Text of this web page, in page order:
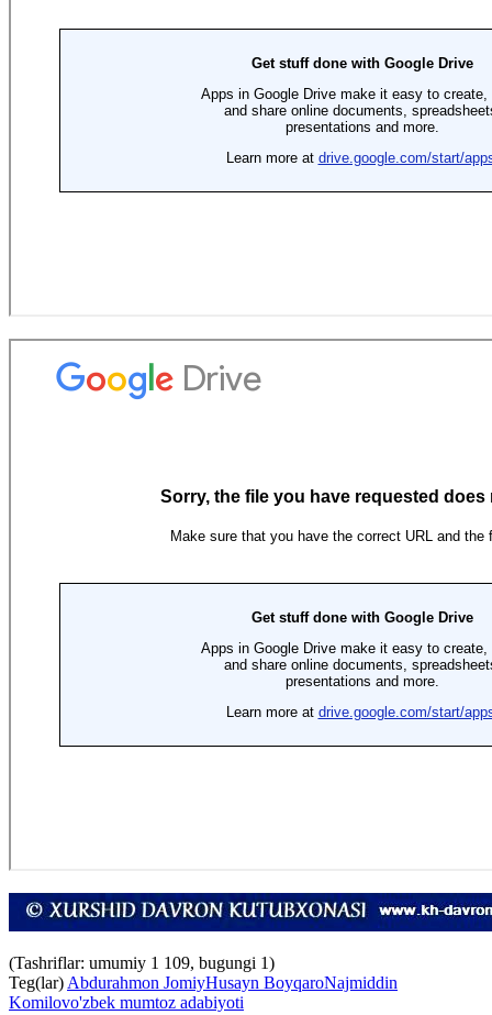
(Tashriflar: umumiy 1 109, bugungi 1)
Teg(lar)Abdurahmon JomiyHusayn BoyqaroNajmiddin
Komilovo'zbek mumtoz adabiyoti